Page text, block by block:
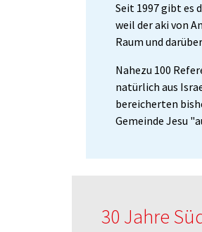
Seit 1997 gibt es
weil der aki von
Raum und
Nahezu 100
natürlich aus
bereicherten
Gemeinde Jesu
30 Jahre